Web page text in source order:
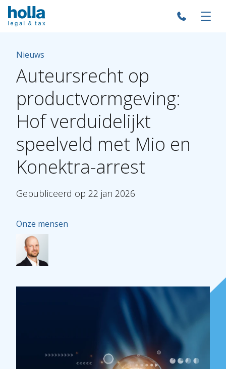
Nieuws
Auteursrecht op
productvormgeving:
Hofverduidelijkt
speelveld met Mio en
Konektra-arrest
Gepubliceerd op 22 jan 2026
Onze mensen